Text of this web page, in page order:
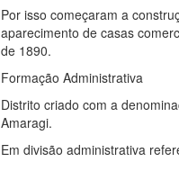
Por isso começaram a
aparecimento de casas
de 1890.
Formação Administrativa
Distrito criado com a
Amaragi.
Em divisão administrativa